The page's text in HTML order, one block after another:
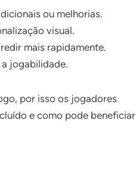
ou melhorias.
visual.
mais rapidamente.
jogabilidade.
por isso os jogadores
e como pode beneficiar